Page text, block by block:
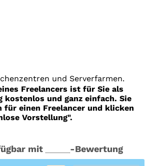
und Serverfarmen.
Freelancers ist für Sie als
kostenlos und ganz einfach. Sie
für einen Freelancer und klicken
Vorstellung".
mit -Bewertung